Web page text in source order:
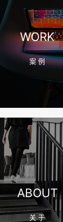
公司推荐，移动端
怎么看？合同、源
设公司怎么选？先
WORK
案 例
ABOUT
关 于